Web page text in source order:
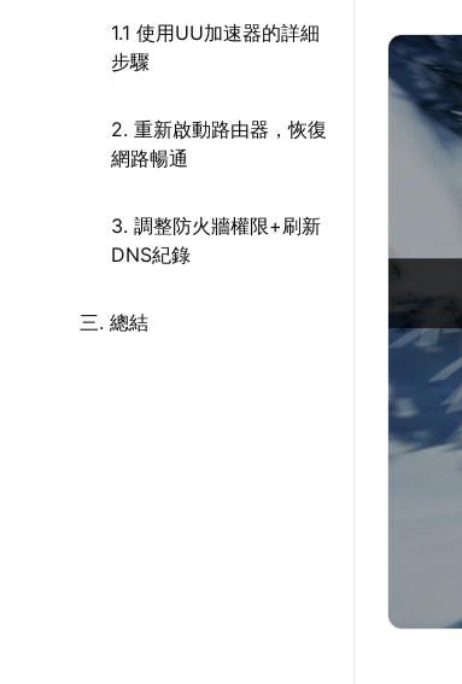
1.1 使用UU加速器的詳細
步驟
2. 重新啟動路由器，恢復
網路暢通
3. 調整防火牆權限+刷新
DNS紀錄
三. 總結